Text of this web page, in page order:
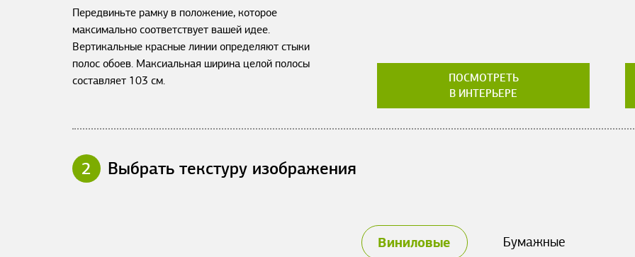
Передвиньте рамку в положение, которое
максимально соответствует вашей идее.
Вертикальные красные линии определяют стыки
полос обоев. Максиальная ширина целой полосы
составляет 103 см.
ПОСМОТРЕТЬ
В ИНТЕРЬЕРЕ
2 Выбрать текстуру изображения
Виниловые Бумажные